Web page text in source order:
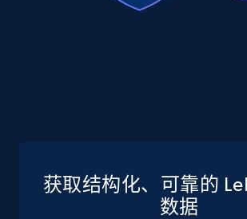
Specifications, Image urls, Top
TikTok Shop
获取结构化、可靠的
数据